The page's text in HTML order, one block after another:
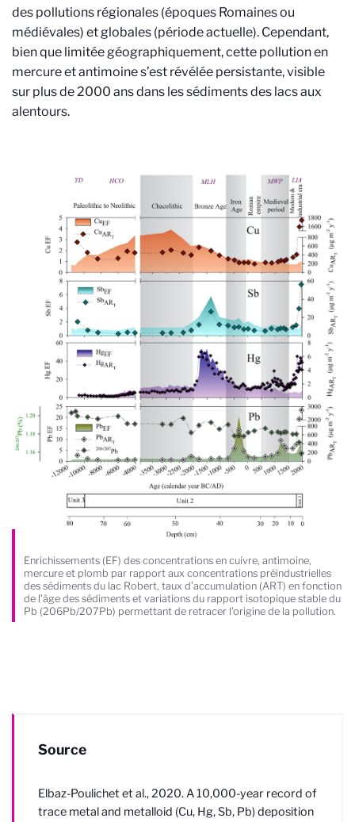
des pollutions régionales (époques Romaines ou
médiévales) et globales (période actuelle). Cependant,
bien que limitée géographiquement, cette pollution en
mercure et antimoine s’est révélée persistante, visible
sur plus de 2000 ans dans les sédiments des lacs aux
alentours.
Enrichissements (EF) des concentrations en cuivre, antimoine,
mercure et plomb par rapport aux concentrations préindustrielles
des sédiments du lac Robert, taux d’accumulation (ART) en fonction
de l’âge des sédiments et variations du rapport isotopique stable du
Pb (206Pb/207Pb) permettant de retracer l’origine de la pollution.
Source
Elbaz-Poulichet et al., 2020. A 10,000-year record of
trace metal and metalloid (Cu, Hg, Sb, Pb) deposition